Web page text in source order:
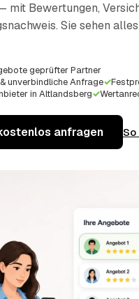
mit Bewertungen,
Sie sehen
geprüfter Partner
unverbindliche Anfrage✓
in Altlandsberg✓
anfragen